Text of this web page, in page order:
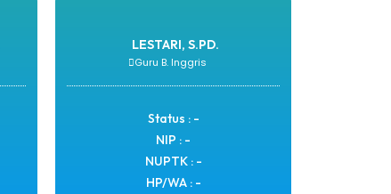
LESTARI, S.PD.
Guru B. Inggris
Status : -
NIP : -
NUPTK : -
HP/WA : -